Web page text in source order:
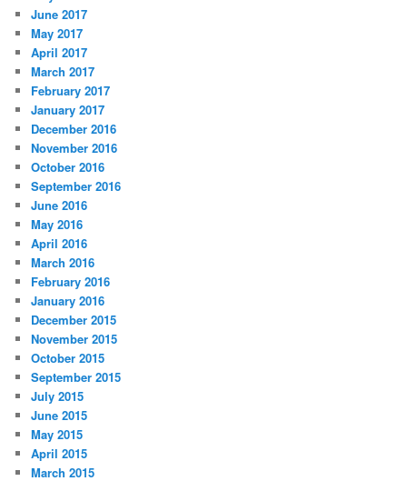
June 2017
May 2017
April 2017
March 2017
February 2017
January 2017
December 2016
November 2016
October 2016
September 2016
June 2016
May 2016
April 2016
March 2016
February 2016
January 2016
December 2015
November 2015
October 2015
September 2015
July 2015
June 2015
May 2015
April 2015
March 2015